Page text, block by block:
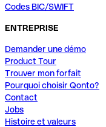
Codes BIC/SWIFT
ENTREPRISE
Demander une démo
Product Tour
Trouver mon forfait
Pourquoi choisir Qonto?
Contact
Jobs
Histoire et valeurs